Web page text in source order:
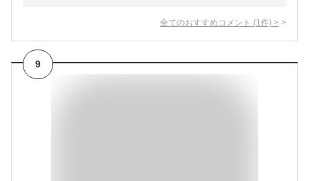
全てのおすすめコメント (1 件) >
9